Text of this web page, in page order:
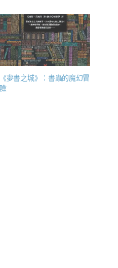
《夢書之城》：書蟲的魔幻冒
險